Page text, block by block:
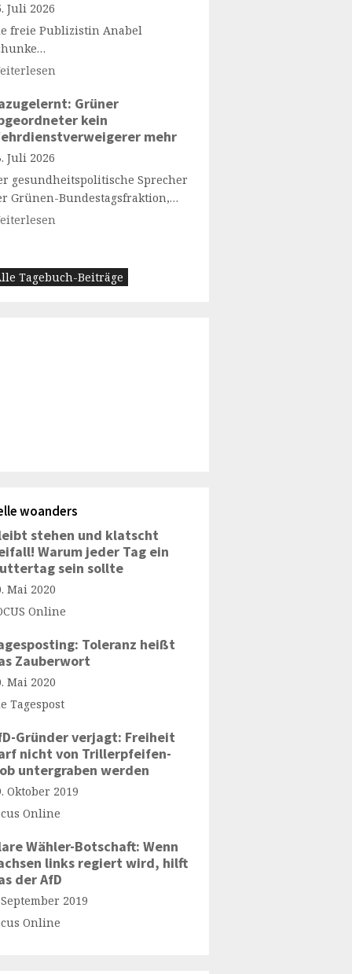
Juli 2026
freie Publizistin Anabel
Grüner
kein
mehr
Juli 2026
gesundheitspolitische Sprecher
Grünen-Bundestagsfraktion,…
Tagebuch-Beiträge
woanders
stehen und klatscht
Warum jeder Tag ein
sein sollte
Mai 2020
Online
Toleranz heißt
Zauberwort
Mai 2020
Tagespost
Gründer verjagt: Freiheit
nicht von Trillerpfeifen-
untergraben werden
Oktober 2019
Online
Wähler-Botschaft: Wenn
links regiert wird, hilft
der AfD
2019
Online